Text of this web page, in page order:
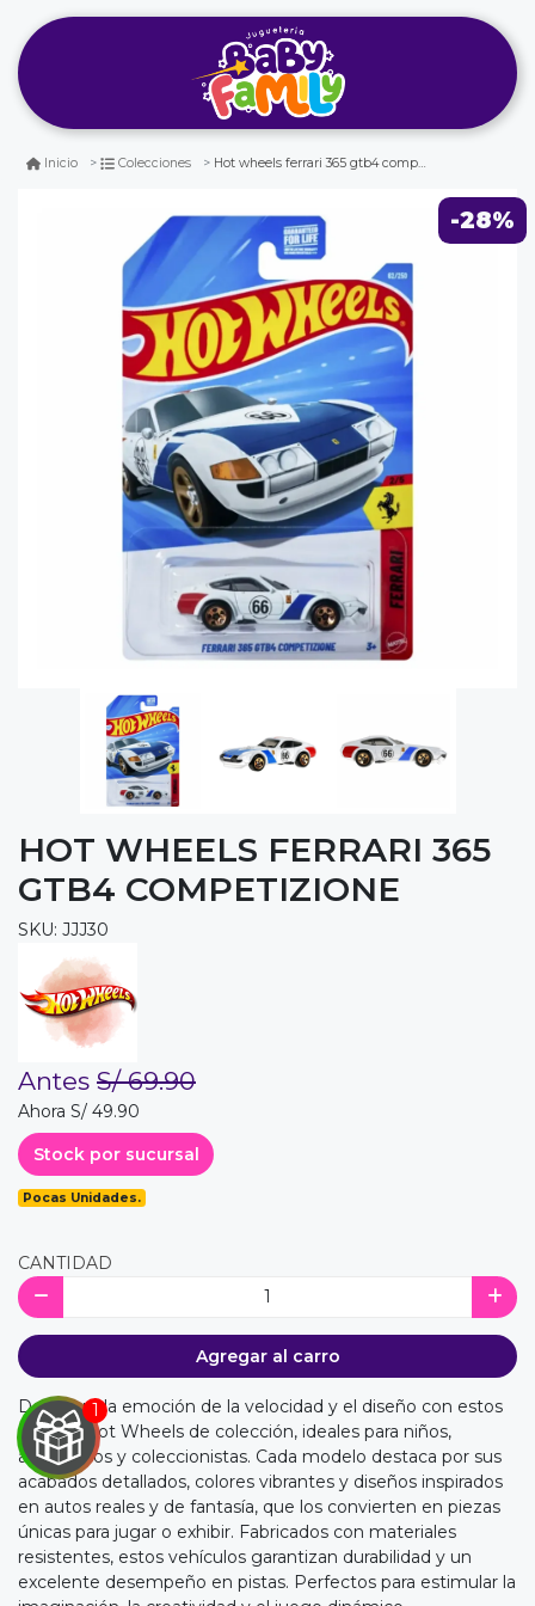
Inicio Colecciones Hot wheels ferrari 365 gtb4 competizione
-28%
HOT WHEELS FERRARI 365
GTB4 COMPETIZIONE
SKU: JJJ30
Antes S/ 69.90
Ahora S/ 49.90
Stock por sucursal
Pocas Unidades.
CANTIDAD
Agregar al carro
Descubre la emoción de la velocidad y el diseño con estos
carritos Hot Wheels de colección, ideales para niños,
aficionados y coleccionistas. Cada modelo destaca por sus
acabados detallados, colores vibrantes y diseños inspirados
en autos reales y de fantasía, que los convierten en piezas
únicas para jugar o exhibir. Fabricados con materiales
resistentes, estos vehículos garantizan durabilidad y un
excelente desempeño en pistas. Perfectos para estimular la